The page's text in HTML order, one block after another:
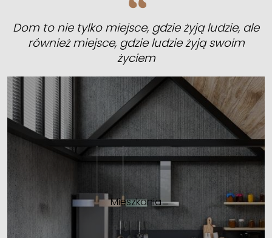
Dom to nie tylko miejsce, gdzie żyją ludzie, ale
również miejsce, gdzie ludzie żyją swoim
życiem
Mieszkania